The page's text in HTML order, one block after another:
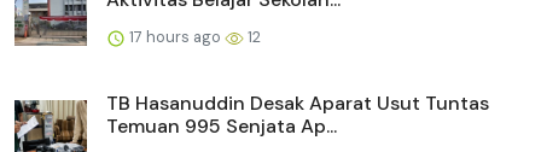
17 hours ago 12
TB Hasanuddin Desak Aparat Usut Tuntas
Temuan 995 Senjata Ap...